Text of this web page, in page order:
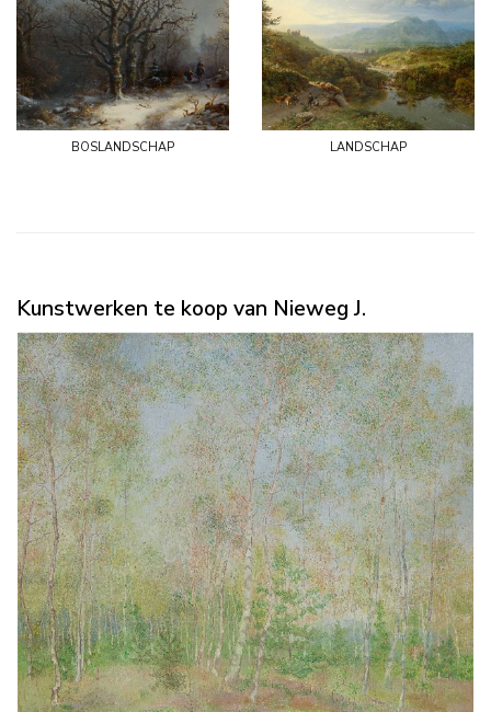
boslandschap landschap
Kunstwerken te koop van Nieweg J.